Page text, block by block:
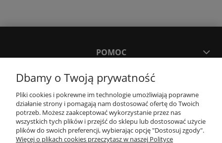
POMOC
MOJE KONTO
PŁATNOŚCI I DOSTAWA
Dbamy o Twoją prywatność
Pliki cookies i pokrewne im technologie umożliwiają poprawne
działanie strony i pomagają nam dostosować ofertę do Twoich
potrzeb. Możesz zaakceptować wykorzystanie przez nas
wszystkich tych plików i przejść do sklepu lub dostosować użycie
plików do swoich preferencji, wybierając opcję "Dostosuj zgody".
Więcej o plikach cookies przeczytasz w naszej Polityce